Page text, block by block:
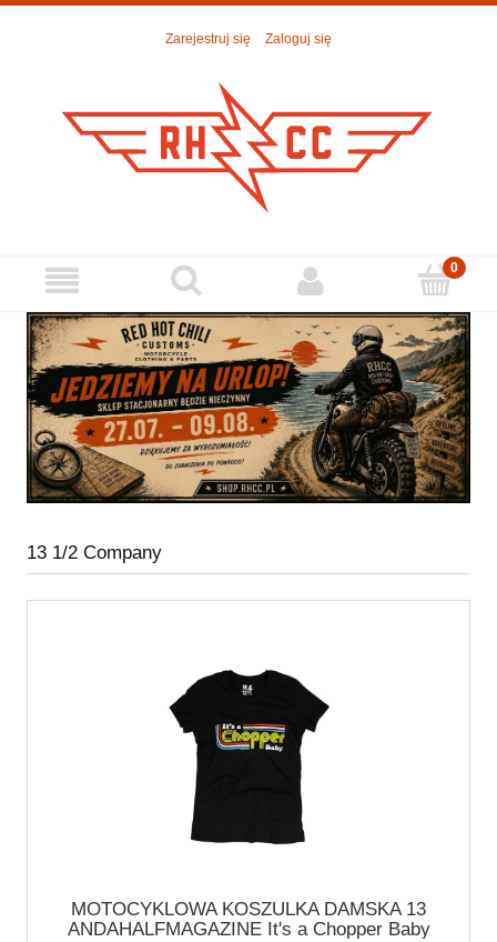
Zarejestruj się Zaloguj się
13 1/2 Company
MOTOCYKLOWA KOSZULKA DAMSKA 13
ANDAHALFMAGAZINE It's a Chopper Baby